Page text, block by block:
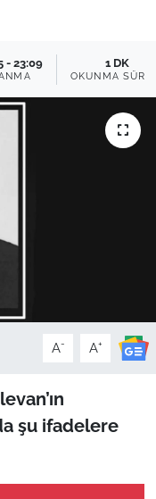
- 23:09 1 DK
OKUNMA
A- A+
şu ifadelere